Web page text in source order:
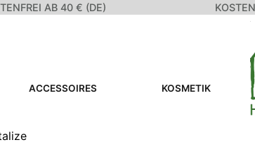
AB 40 € (DE)
ACCESSOIRES KOSMETIK